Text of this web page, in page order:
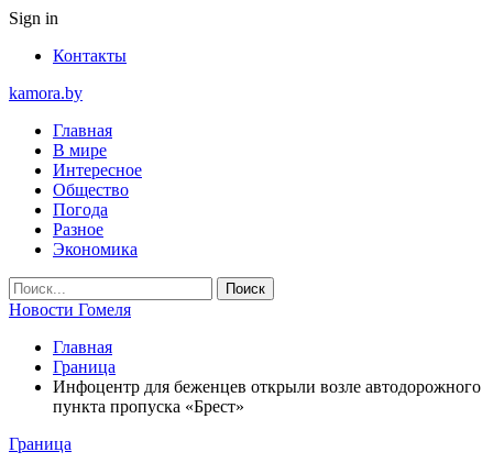
Sign in
Контакты
kamora.by
Главная
В мире
Интересное
Общество
Погода
Разное
Экономика
Новости Гомеля
Главная
Граница
Инфоцентр для беженцев открыли возле автодорожного
пункта пропуска «Брест»
Граница